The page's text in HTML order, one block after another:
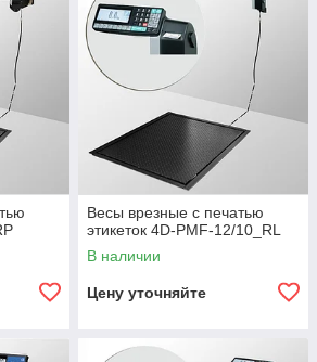
платформенные
на различных
где подается сырьё, а помещение
пандусами и ступеньками. Такие
тележках или в пищевой
Весы врезные с печатью
этикеток 4D-PMF-12/10_RL
В наличии
Цену уточняйте